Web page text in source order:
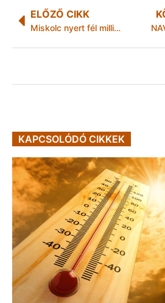
ELŐZŐ CIKK
Miskolc nyert fél milliárdot
KAPCSOLÓDÓ CIKKEK